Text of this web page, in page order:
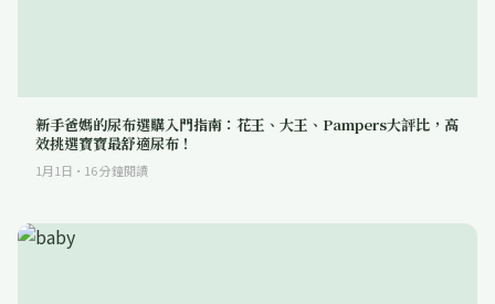
新手爸媽的尿布選購入門指南：花王、大王、Pampers大評比，高
效挑選寶寶最舒適尿布！
1月1日 · 16分鐘閱讀